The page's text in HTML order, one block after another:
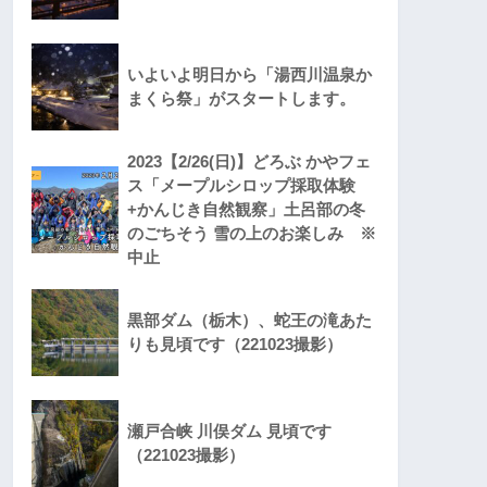
いよいよ明日から「湯西川温泉か
まくら祭」がスタートします。
2023【2/26(日)】どろぶ かやフェ
ス「メープルシロップ採取体験
+かんじき自然観察」土呂部の冬
のごちそう 雪の上のお楽しみ ※
中止
黒部ダム（栃木）、蛇王の滝あた
りも見頃です（221023撮影）
瀬戸合峡 川俣ダム 見頃です
（221023撮影）